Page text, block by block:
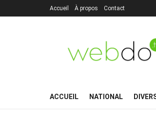
Accueil À propos Contact
ACCUEIL NATIONAL